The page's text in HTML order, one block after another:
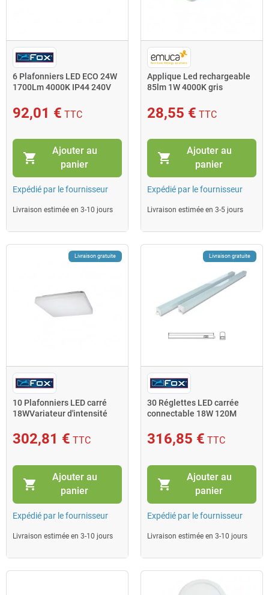
6 Plafonniers LED ECO 24W
1700Lm 4000K IP44 240V
92,01 € TTC
shopping_cart
Ajouter au
panier
Expédié par le fournisseur
Livraison estimée en 3-10 jours
Applique Led rechargeable
85lm 1W 4000K gris
28,55 € TTC
shopping_cart
Ajouter au
panier
Expédié par le fournisseur
Livraison estimée en 3-5 jours
Livraison gratuite
10 Plafonniers LED carré
18WVariateur d'intensité
302,81 € TTC
shopping_cart
Ajouter au
panier
Expédié par le fournisseur
Livraison estimée en 3-10 jours
Livraison gratuite
30 Réglettes LED carrée
connectable 18W 120M
30x6015 Fox
316,85 € TTC
shopping_cart
Ajouter au
panier
Expédié par le fournisseur
Livraison estimée en 3-10 jours